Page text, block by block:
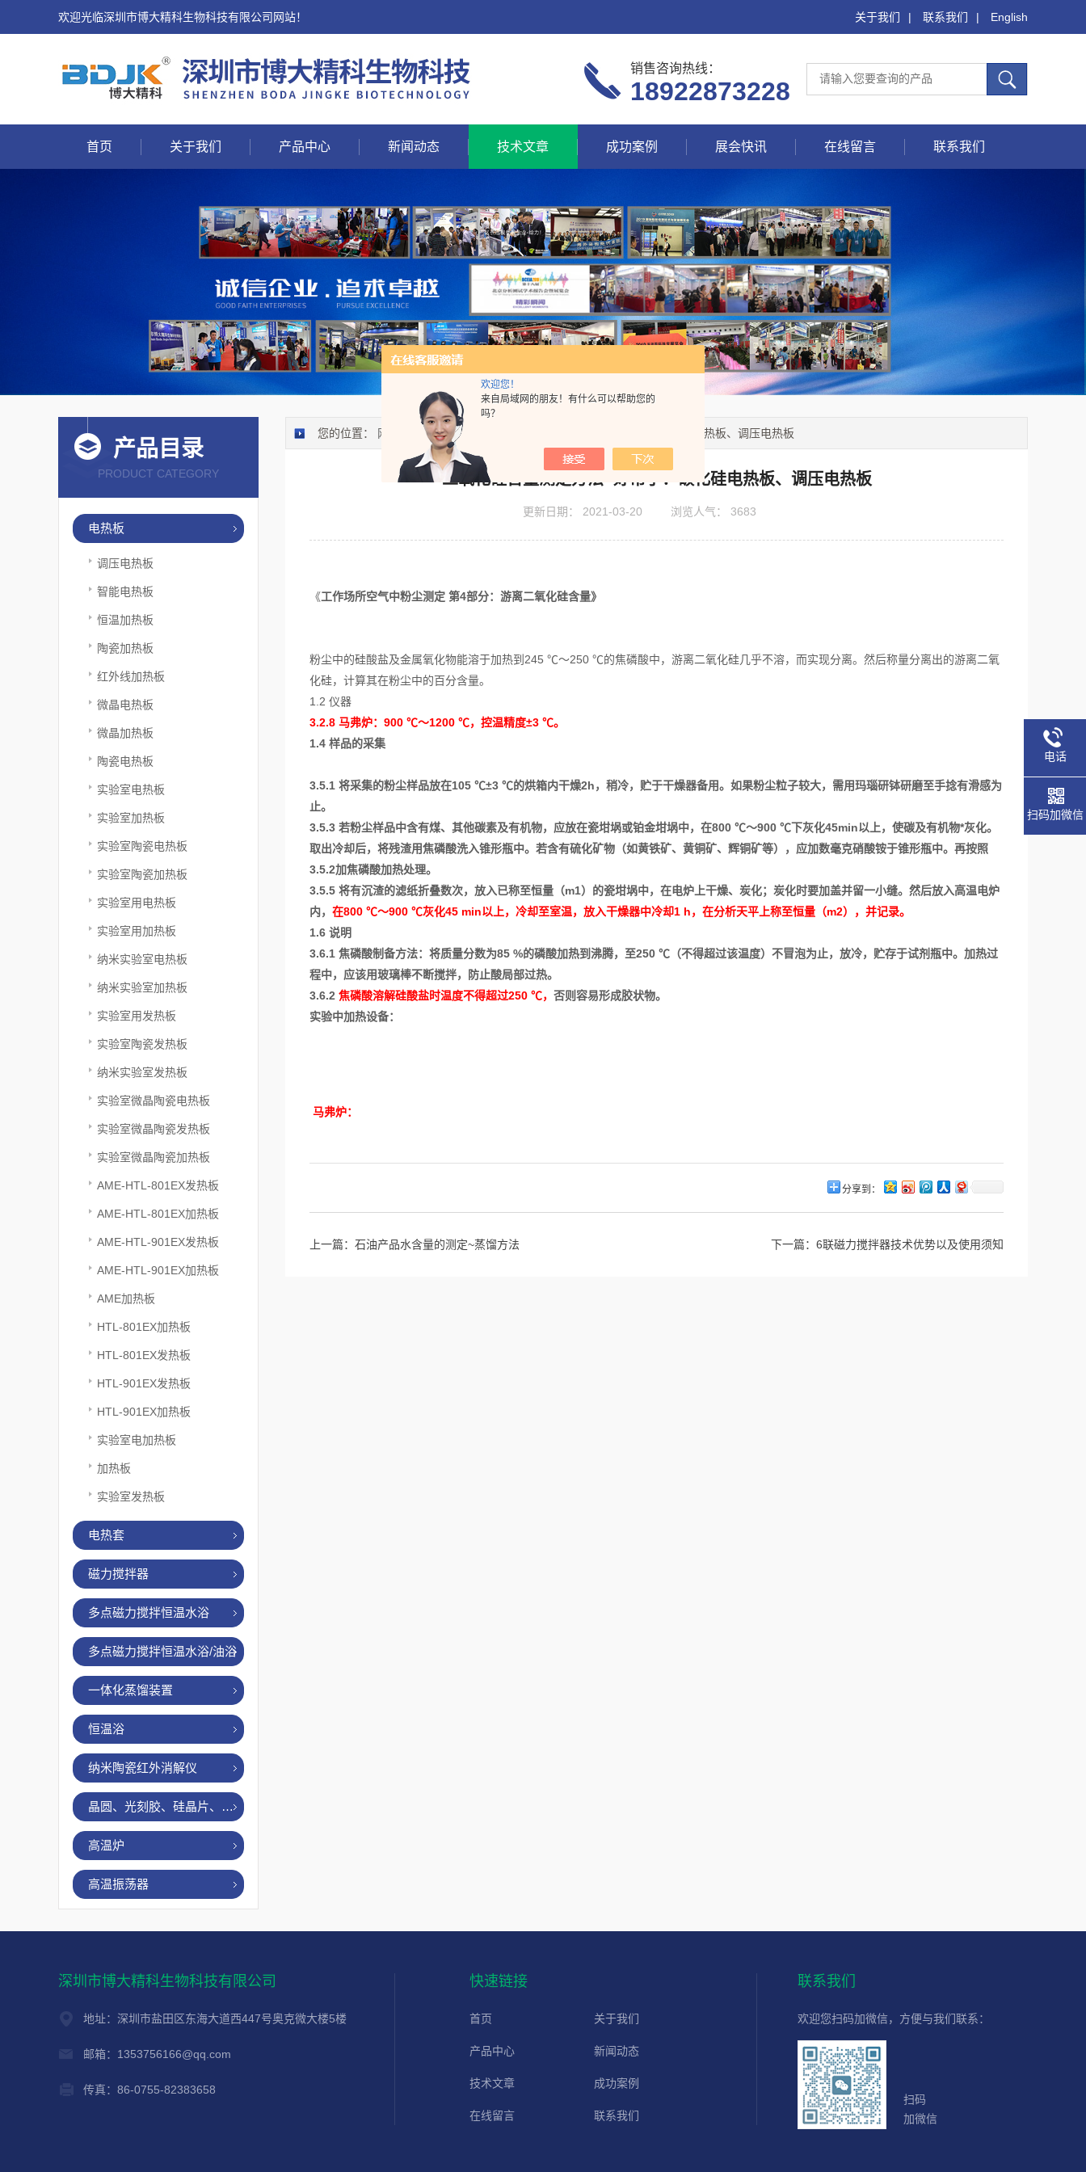
欢迎您！
来自局域网的朋友！有什么可以帮助您的
吗？
欢迎光临深圳市博大精科生物科技有限公司网站！ 关于我们 | 联系我们 | English
销售咨询热线：
18922873228
首页 关于我们 产品中心 新闻动态 技术文章 成功案例 展会快讯 在线留言 联系我们
产品目录
PRODUCT CATEGORY
电热板
调压电热板
智能电热板
恒温加热板
陶瓷加热板
红外线加热板
微晶电热板
微晶加热板
陶瓷电热板
实验室电热板
实验室加热板
实验室陶瓷电热板
实验室陶瓷加热板
实验室用电热板
实验室用加热板
纳米实验室电热板
纳米实验室加热板
实验室用发热板
实验室陶瓷发热板
纳米实验室发热板
实验室微晶陶瓷电热板
实验室微晶陶瓷发热板
实验室微晶陶瓷加热板
AME-HTL-801EX发热板
AME-HTL-801EX加热板
AME-HTL-901EX发热板
AME-HTL-901EX加热板
AME加热板
HTL-801EX加热板
HTL-801EX发热板
HTL-901EX发热板
HTL-901EX加热板
实验室电加热板
加热板
实验室发热板
电热套
磁力搅拌器
多点磁力搅拌恒温水浴
多点磁力搅拌恒温水浴/油浴
一体化蒸馏装置
恒温浴
纳米陶瓷红外消解仪
晶圆、光刻胶、硅晶片、烤胶机
高温炉
高温振荡器
您的位置： 网站首页 >技术文章 > 二氧化硅含量测定方法~好帮手：碳化硅电热板、调压电热板
二氧化硅含量测定方法~好帮手：碳化硅电热板、调压电热板
更新日期： 2021-03-20 浏览人气： 3683
《工作场所空气中粉尘测定 第4部分：游离二氧化硅含量》
粉尘中的硅酸盐及金属氧化物能溶于加热到245 ℃～250 ℃的焦磷酸中，游离二氧化硅几乎不溶，而实现分离。然后称量分离出的游离二氧
化硅，计算其在粉尘中的百分含量。
1.2 仪器
3.2.8 马弗炉：900 ℃～1200 ℃，控温精度±3 ℃。
1.4 样品的采集
3.5.1 将采集的粉尘样品放在105 ℃±3 ℃的烘箱内干燥2h，稍冷，贮于干燥器备用。如果粉尘粒子较大，需用玛瑙研钵研磨至手捻有滑感为
止。
3.5.3 若粉尘样品中含有煤、其他碳素及有机物，应放在瓷坩埚或铂金坩埚中，在800 ℃～900 ℃下灰化45min以上，使碳及有机物*灰化。
取出冷却后，将残渣用焦磷酸洗入锥形瓶中。若含有硫化矿物（如黄铁矿、黄铜矿、辉铜矿等），应加数毫克硝酸铵于锥形瓶中。再按照
3.5.2加焦磷酸加热处理。
3.5.5 将有沉渣的滤纸折叠数次，放入已称至恒量（m1）的瓷坩埚中，在电炉上干燥、炭化；炭化时要加盖并留一小缝。然后放入高温电炉
内， 在800 ℃～900 ℃灰化45 min以上，冷却至室温，放入干燥器中冷却1 h，在分析天平上称至恒量（m2），并记录。
1.6 说明
3.6.1 焦磷酸制备方法：将质量分数为85 %的磷酸加热到沸腾，至250 ℃（不得超过该温度）不冒泡为止，放冷，贮存于试剂瓶中。加热过
程中，应该用玻璃棒不断搅拌，防止酸局部过热。
3.6.2 焦磷酸溶解硅酸盐时温度不得超过250 ℃， 否则容易形成胶状物。
实验中加热设备：
马弗炉：
分享到：
上一篇： 石油产品水含量的测定~蒸馏方法 下一篇： 6联磁力搅拌器技术优势以及使用须知
深圳市博大精科生物科技有限公司
地址：深圳市盐田区东海大道西447号奥克微大楼5楼
邮箱：1353756166@qq.com
传真：86-0755-82383658
快速链接
首页 关于我们
产品中心 新闻动态
技术文章 成功案例
在线留言 联系我们
联系我们
欢迎您扫码加微信，方便与我们联系：
扫码
加微信
电话
扫码加微信